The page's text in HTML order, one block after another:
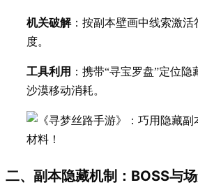
机关破解：按副本壁画中线索激
度。
工具利用 ：携带“寻宝罗盘”定位
沙漠移动消耗。
二、副本隐藏机制：BOSS与